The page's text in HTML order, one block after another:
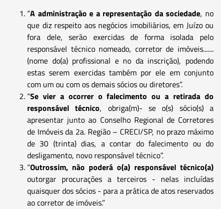
“A administração e a representação da sociedade, no
que diz respeito aos negócios imobiliários, em Juízo ou
fora dele, serão exercidas de forma isolada pelo
responsável técnico nomeado, corretor de imóveis.......
(nome do(a) profissional e no da inscrição), podendo
estas serem exercidas também por ele em conjunto
com um ou com os demais sócios ou diretores”.
“Se vier a ocorrer o falecimento ou a retirada do
responsável técnico, obriga(m)- se o(s) sócio(s) a
apresentar junto ao Conselho Regional de Corretores
de Imóveis da 2a. Região – CRECI/SP, no prazo máximo
de 30 (trinta) dias, a contar do falecimento ou do
desligamento, novo responsável técnico”.
“Outrossim, não poderá o(a) responsável técnico(a)
outorgar procurações a terceiros - nelas incluídas
quaisquer dos sócios - para a prática de atos reservados
ao corretor de imóveis.”